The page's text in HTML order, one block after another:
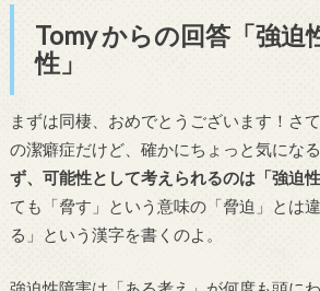
Tomy からの回答「強迫
性」
まずは同棲、おめでとうございます！さ
の潔癖症だけど、確かにちょっと気になる
ず、可能性として考えられるのは「強迫性
ても「脅す」という意味の「脅迫」とは
る」という漢字を書くのよ。